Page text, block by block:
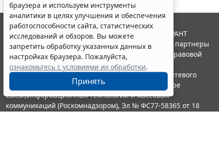
браузера и используем инструменты
аналитики в целях улучшения и обеспечения
работоспособности сайта, статистических
исследований и обзоров. Вы можете
запретить обработку указанных данных в
настройках браузера. Пожалуйста,
ознакомьтесь с условиями их обработки.
Принять
© ООО "НПП "ГАРАНТ-СЕРВИС", 2026. Система ГАРАНТ
выпускается с 1990 года. Компания "Гарант" и ее партнеры
являются участниками Российской ассоциации правовой
информации ГАРАНТ.
Портал ГАРАНТ.РУ зарегистрирован в качестве сетевого
издания Федеральной службой по надзору в сфере
связи,информационных технологий и массовых
коммуникаций (Роскомнадзором), Эл № ФС77-58365 от 18